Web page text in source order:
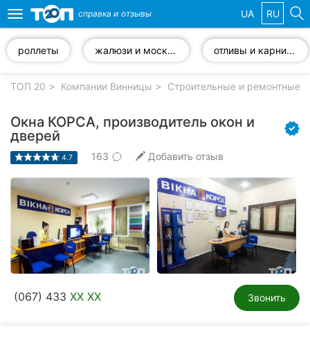
компании
Популярные
рубрики:
Стоматологии
Ветеринарные
клиники
Частные
Toggle
navigation
справка и отзывы UA RU
роллеты жалюзи и москитные сетки отливы и карнизы
ТОП 20 Компании Винницы Строительные и ремонтные
Окна КОРСА, производитель окон и
дверей
4.7 163 Добавить отзыв
(067) 433 XX XX Звонить